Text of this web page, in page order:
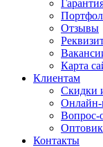
Отзывы
Карта
Клиентам
Скидки
Онлайн-
Вопрос-
Контакты